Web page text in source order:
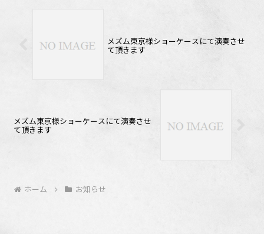
メズム東京様ショーケースにて演奏させ
て頂きます
メズム東京様ショーケースにて演奏させ
て頂きます
ホーム お知らせ